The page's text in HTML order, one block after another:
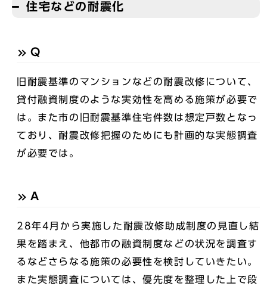
住宅などの耐震化
Q
旧耐震基準のマンションなどの耐震改修について、
貸付融資制度のような実効性を高める施策が必要で
は。また市の旧耐震基準住宅件数は想定戸数となっ
ており、耐震改修把握のためにも計画的な実態調査
が必要では。
A
28年4月から実施した耐震改修助成制度の見直し結
果を踏まえ、他都市の融資制度などの状況を調査す
るなどさらなる施策の必要性を検討していきたい。
また実態調査については、優先度を整理した上で段